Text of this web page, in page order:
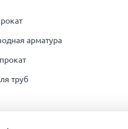
арматура
труб